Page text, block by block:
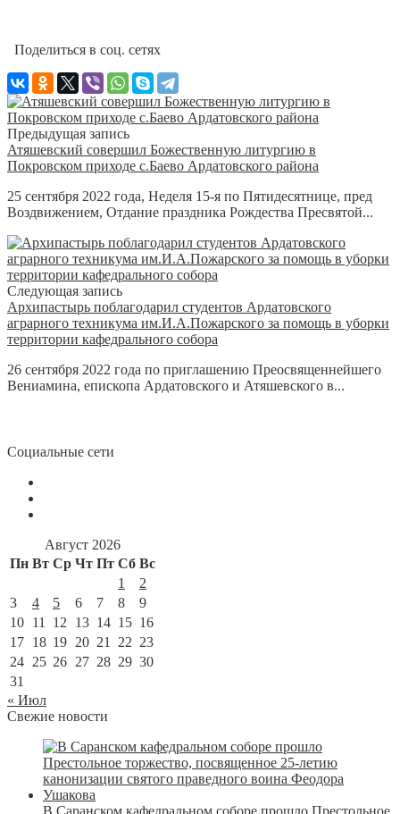
Поделиться в соц. сетях
Предыдущая запись
Атяшевский совершил Божественную литургию в
Покровском приходе с.Баево Ардатовского района
25 сентября 2022 года, Неделя 15-я по Пятидесятнице, пред
Воздвижением, Отдание праздника Рождества Пресвятой...
Следующая запись
Архипастырь поблагодарил студентов Ардатовского
аграрного техникума им.И.А.Пожарского за помощь в уборки
территории кафедрального собора
26 сентября 2022 года по приглашению Преосвященнейшего
Вениамина, епископа Ардатовского и Атяшевского в...
Социальные сети
Август 2026
Пн Вт Ср Чт Пт Сб Вс
1
2
3
4 5 6 7 8
9
10 11 12 13 14 15 16
17 18 19 20 21 22 23
24 25 26 27 28 29 30
31
« Июл
Свежие новости
В Саранском кафедральном соборе прошло Престольное